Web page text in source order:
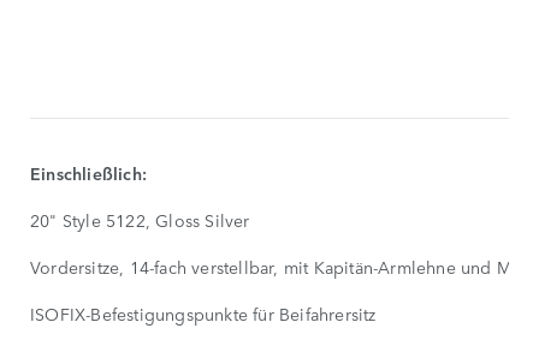
Einschließlich:
20" Style 5122, Gloss Silver
Vordersitze, 14-fach verstellbar, mit Kapitän-Armlehne und
ISOFIX-Befestigungspunkte für Beifahrersitz